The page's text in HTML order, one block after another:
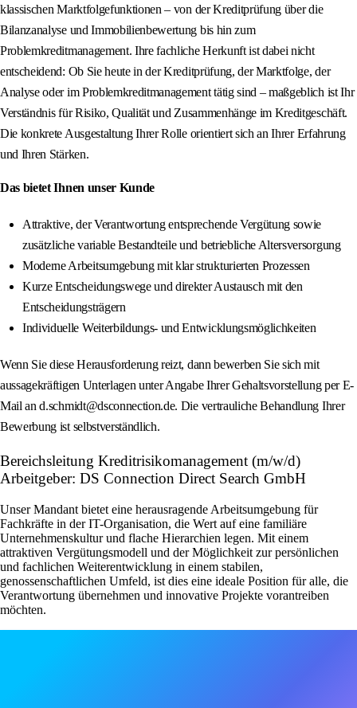
klassischen Marktfolgefunktionen – von der Kreditprüfung über die
Bilanzanalyse und Immobilienbewertung bis hin zum
Problemkreditmanagement. Ihre fachliche Herkunft ist dabei nicht
entscheidend: Ob Sie heute in der Kreditprüfung, der Marktfolge, der
Analyse oder im Problemkreditmanagement tätig sind – maßgeblich ist Ihr
Verständnis für Risiko, Qualität und Zusammenhänge im Kreditgeschäft.
Die konkrete Ausgestaltung Ihrer Rolle orientiert sich an Ihrer Erfahrung
und Ihren Stärken.
Das bietet Ihnen unser Kunde
Attraktive, der Verantwortung entsprechende Vergütung sowie
zusätzliche variable Bestandteile und betriebliche Altersversorgung
Moderne Arbeitsumgebung mit klar strukturierten Prozessen
Kurze Entscheidungswege und direkter Austausch mit den
Entscheidungsträgern
Individuelle Weiterbildungs- und Entwicklungsmöglichkeiten
Wenn Sie diese Herausforderung reizt, dann bewerben Sie sich mit
aussagekräftigen Unterlagen unter Angabe Ihrer Gehaltsvorstellung per E-
Mail an d.schmidt@dsconnection.de. Die vertrauliche Behandlung Ihrer
Bewerbung ist selbstverständlich.
Bereichsleitung Kreditrisikomanagement (m/w/d)
Arbeitgeber: DS Connection Direct Search GmbH
Unser Mandant bietet eine herausragende Arbeitsumgebung für
Fachkräfte in der IT-Organisation, die Wert auf eine familiäre
Unternehmenskultur und flache Hierarchien legen. Mit einem
attraktiven Vergütungsmodell und der Möglichkeit zur persönlichen
und fachlichen Weiterentwicklung in einem stabilen,
genossenschaftlichen Umfeld, ist dies eine ideale Position für alle, die
Verantwortung übernehmen und innovative Projekte vorantreiben
möchten.